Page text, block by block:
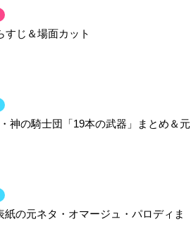
すじ＆場面カット
神の騎士団「19本の武器」まとめ＆元
紙の元ネタ・オマージュ・パロディま